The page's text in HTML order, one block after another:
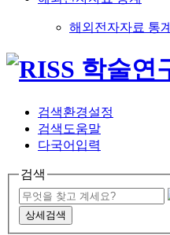
해외전자자료 통계
검색환경설정
검색도움말
다국어입력
검색
상세검색